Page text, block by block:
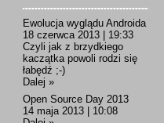
Ewolucja wyglądu Androida
18 czerwca 2013 | 19:33
Czyli jak z brzydkiego
kaczątka powoli rodzi się
łabędź ;-)
Dalej »
Open Source Day 2013
14 maja 2013 | 10:08